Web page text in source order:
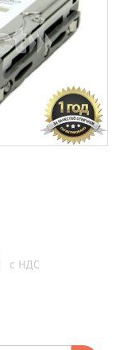
с НДС